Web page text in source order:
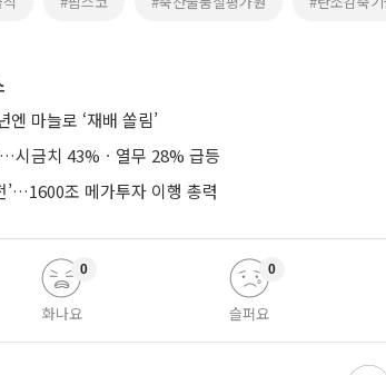
마늘로 ‘재배 쏠림’
시금치 43%ㆍ열무 28% 급등
’…1600조 메가투자 이행 총력
화나요
0
슬퍼요
0